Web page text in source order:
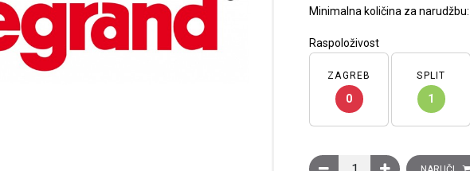
Minimalna količina za narudžbu:
Raspoloživost
ZAGREB
0
SPLIT
1
Fiksna polica,